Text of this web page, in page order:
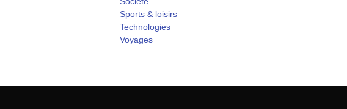
Sports & loisirs
Technologies
Voyages